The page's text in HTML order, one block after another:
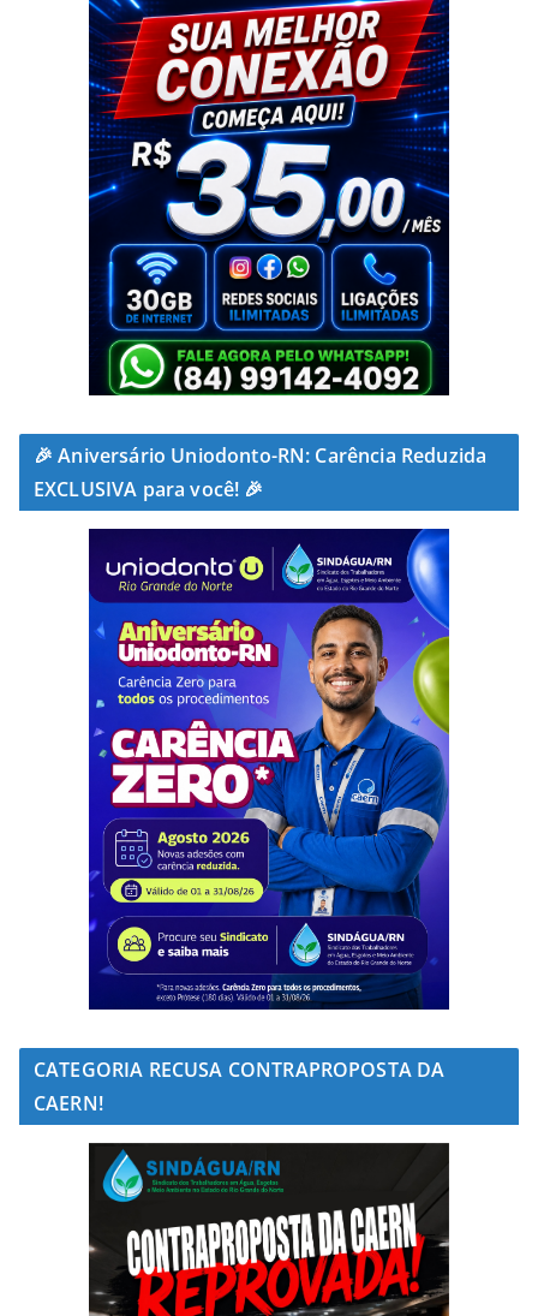
🎉 Aniversário Uniodonto-RN: Carência Reduzida
EXCLUSIVA para você! 🎉
CATEGORIA RECUSA CONTRAPROPOSTA DA
CAERN!